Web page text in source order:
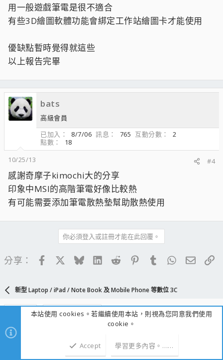
用一般遊戲筆電是很不適合
有些3D繪圖軟體功能會綁定工作站繪圖卡才能使用
優缺點暫時覺得就這些
以上報告完畢
bats
高級會員
已加入
8/7/06 訊息 765 互動分數
2
點數
18
10/25/13
#4
感謝奇摩子kimochi大的分享
印象中MSI的高階筆電好像比較熱
有可能需要添加筆電散熱墊幫助散熱使用
你必須登入或註冊才能在此回覆。
分享： FacebookBlueskyLinkedIn
Reddit PinterestTumblrWhatsApp
電子
新型 Laptop / iPad / Note Book 及 Mobile Phone 等數位 3C
淺色明亮
正體中文（台灣）
連絡我們
隱私權政策
本站使用 cookies。若繼續使用本站，則視為您同意我們使用
cookie。
Accept 學習更多內容。……